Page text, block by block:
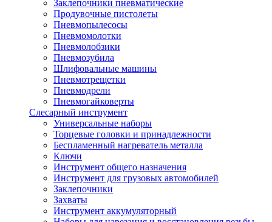
Заклепочники пневматические
Продувочные пистолеты
Пневмопылесосы
Пневмомолотки
Пневмолобзики
Пневмозубила
Шлифовальные машины
Пневмотрещетки
Пневмодрели
Пневмогайковерты
Слесарный инструмент
Универсальные наборы
Торцевые головки и принадлежности
Беспламенный нагреватель металла
Ключи
Инструмент общего назначения
Инструмент для грузовых автомобилей
Заклепочники
Захваты
Инструмент аккумуляторный